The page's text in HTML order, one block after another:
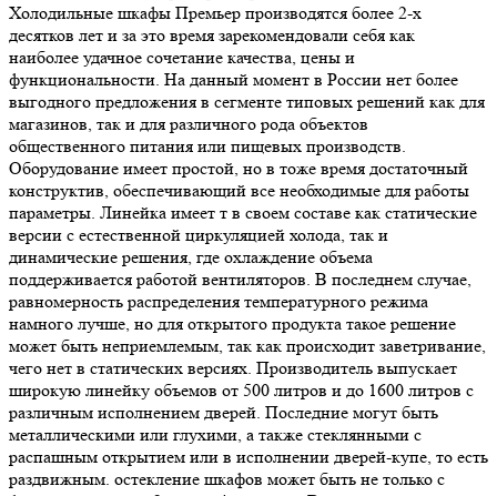
Холодильные шкафы Премьер производятся более 2-х
десятков лет и за это время зарекомендовали себя как
наиболее удачное сочетание качества, цены и
функциональности. На данный момент в России нет более
выгодного предложения в сегменте типовых решений как для
магазинов, так и для различного рода объектов
общественного питания или пищевых производств.
Оборудование имеет простой, но в тоже время достаточный
конструктив, обеспечивающий все необходимые для работы
параметры. Линейка имеет т в своем составе как статические
версии с естественной циркуляцией холода, так и
динамические решения, где охлаждение объема
поддерживается работой вентиляторов. В последнем случае,
равномерность распределения температурного режима
намного лучше, но для открытого продукта такое решение
может быть неприемлемым, так как происходит заветривание,
чего нет в статических версиях. Производитель выпускает
широкую линейку объемов от 500 литров и до 1600 литров с
различным исполнением дверей. Последние могут быть
металлическими или глухими, а также стеклянными с
распашным открытием или в исполнении дверей-купе, то есть
раздвижным. остекление шкафов может быть не только с